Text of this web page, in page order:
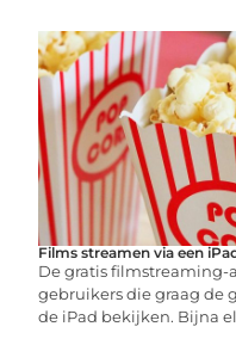
Films streamen via een
De gratis filmstreaming-
gebruikers die graag de
de iPad bekijken. Bijna